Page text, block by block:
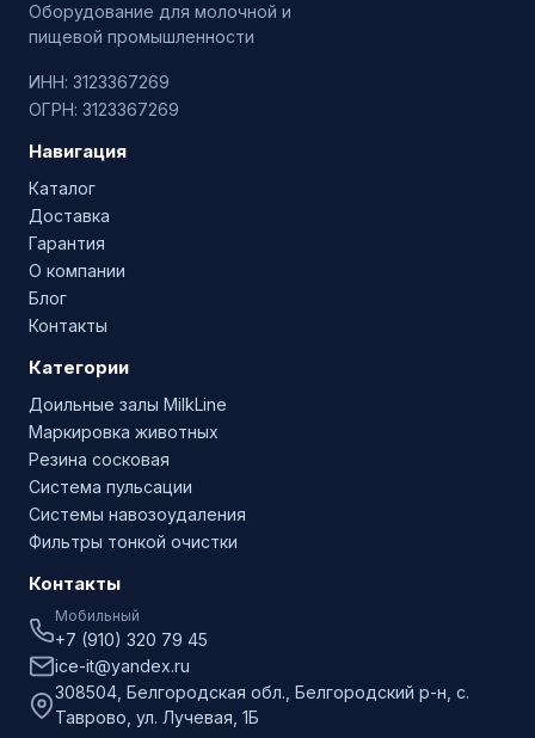
Оборудование для молочной и
пищевой промышленности
ИНН: 3123367269
ОГРН: 3123367269
Навигация
Каталог
Доставка
Гарантия
О компании
Блог
Контакты
Категории
Доильные залы MilkLine
Маркировка животных
Резина сосковая
Система пульсации
Системы навозоудаления
Фильтры тонкой очистки
Контакты
Мобильный
+7 (910) 320 79 45
ice-it@yandex.ru
308504, Белгородская обл., Белгородский р-н, с.
Таврово, ул. Лучевая, 1Б